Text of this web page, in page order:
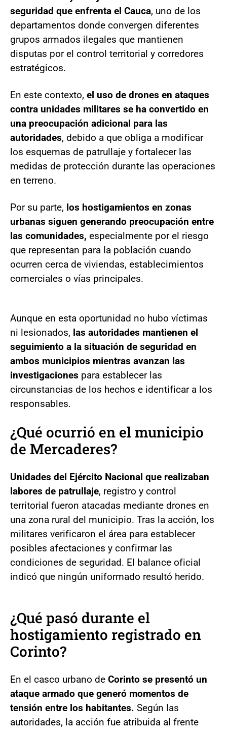
seguridad que enfrenta el Cauca, uno de los
departamentos donde convergen diferentes
grupos armados ilegales que mantienen
disputas por el control territorial y corredores
estratégicos.
En este contexto, el uso de drones en ataques
contra unidades militares se ha convertido en
una preocupación adicional para las
autoridades, debido a que obliga a modificar
los esquemas de patrullaje y fortalecer las
medidas de protección durante las operaciones
en terreno.
Por su parte, los hostigamientos en zonas
urbanas siguen generando preocupación entre
las comunidades, especialmente por el riesgo
que representan para la población cuando
ocurren cerca de viviendas, establecimientos
comerciales o vías principales.
Aunque en esta oportunidad no hubo víctimas
ni lesionados, las autoridades mantienen el
seguimiento a la situación de seguridad en
ambos municipios mientras avanzan las
investigaciones para establecer las
circunstancias de los hechos e identificar a los
responsables.
¿Qué ocurrió en el municipio
de Mercaderes?
Unidades del Ejército Nacional que realizaban
labores de patrullaje, registro y control
territorial fueron atacadas mediante drones en
una zona rural del municipio. Tras la acción, los
militares verificaron el área para establecer
posibles afectaciones y confirmar las
condiciones de seguridad. El balance oficial
indicó que ningún uniformado resultó herido.
¿Qué pasó durante el
hostigamiento registrado en
Corinto?
En el casco urbano de Corinto se presentó un
ataque armado que generó momentos de
tensión entre los habitantes. Según las
autoridades, la acción fue atribuida al frente